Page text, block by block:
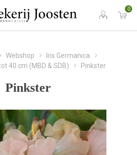
0
Webshop
Iris Germanica
40 cm (MBD & SDB)
Pinkster
Pinkster